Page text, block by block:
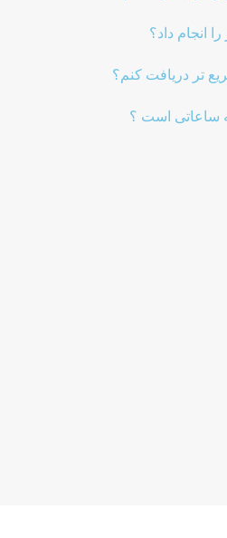
انجام داد؟
تر دریافت کنم؟
ساعاتی است ؟